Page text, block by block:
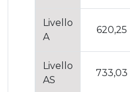
Livello
A
620,25
Livello
AS
733,03